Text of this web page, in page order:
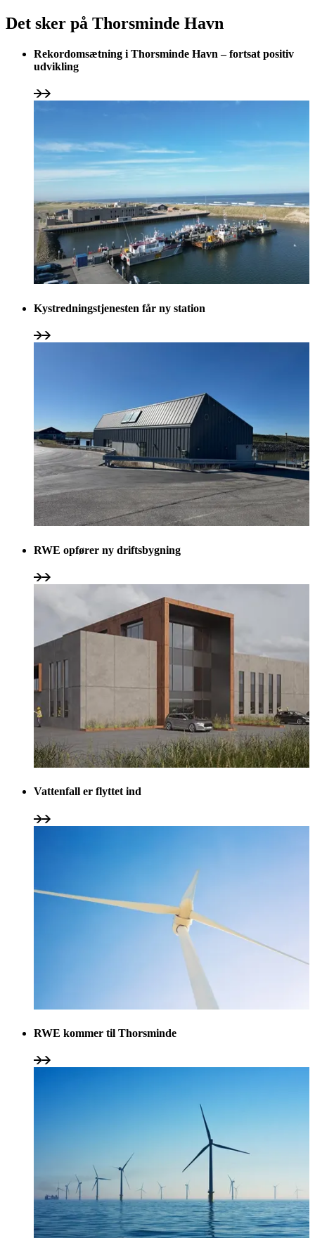
Det sker på Thorsminde Havn
Rekordomsætning i Thorsminde Havn – fortsat positiv
udvikling
Kystredningstjenesten får ny station
RWE opfører ny driftsbygning
Vattenfall er flyttet ind
RWE kommer til Thorsminde